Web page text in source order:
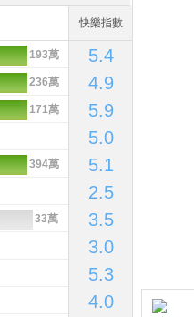
快樂指數
193萬 5.4
236萬 4.9
171萬 5.9
5.0
394萬 5.1
2.5
33萬 3.5
3.0
5.3
4.0